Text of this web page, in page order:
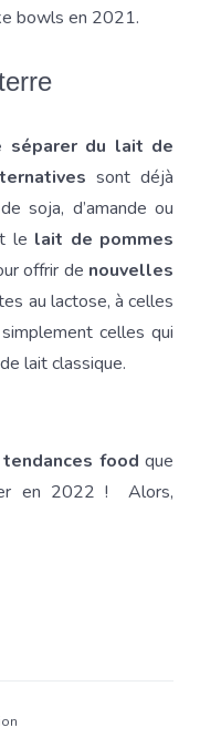
bowls en 2021.
séparer du lait de
sont déjà
soja, d’amande ou
le lait de pommes
offrir de nouvelles
au lactose, à celles
celles qui
lait classique.
tendances food que
en 2022 ! Alors,